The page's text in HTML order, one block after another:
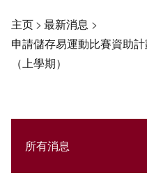
主页> 最新消息 >
申請儲存易運動比賽資助
（上學期）
所有消息